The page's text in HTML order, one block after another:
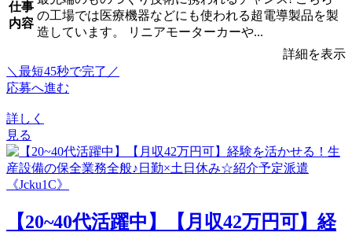
仕事
内容
の工場では医療機器などにも使われる超電導製品を製
造しています。 リニアモーターカーや...
詳細を表示
＼最短45秒で完了／
応募へ進む
詳しく
見る
【20~40代活躍中】【月収42万円可】経